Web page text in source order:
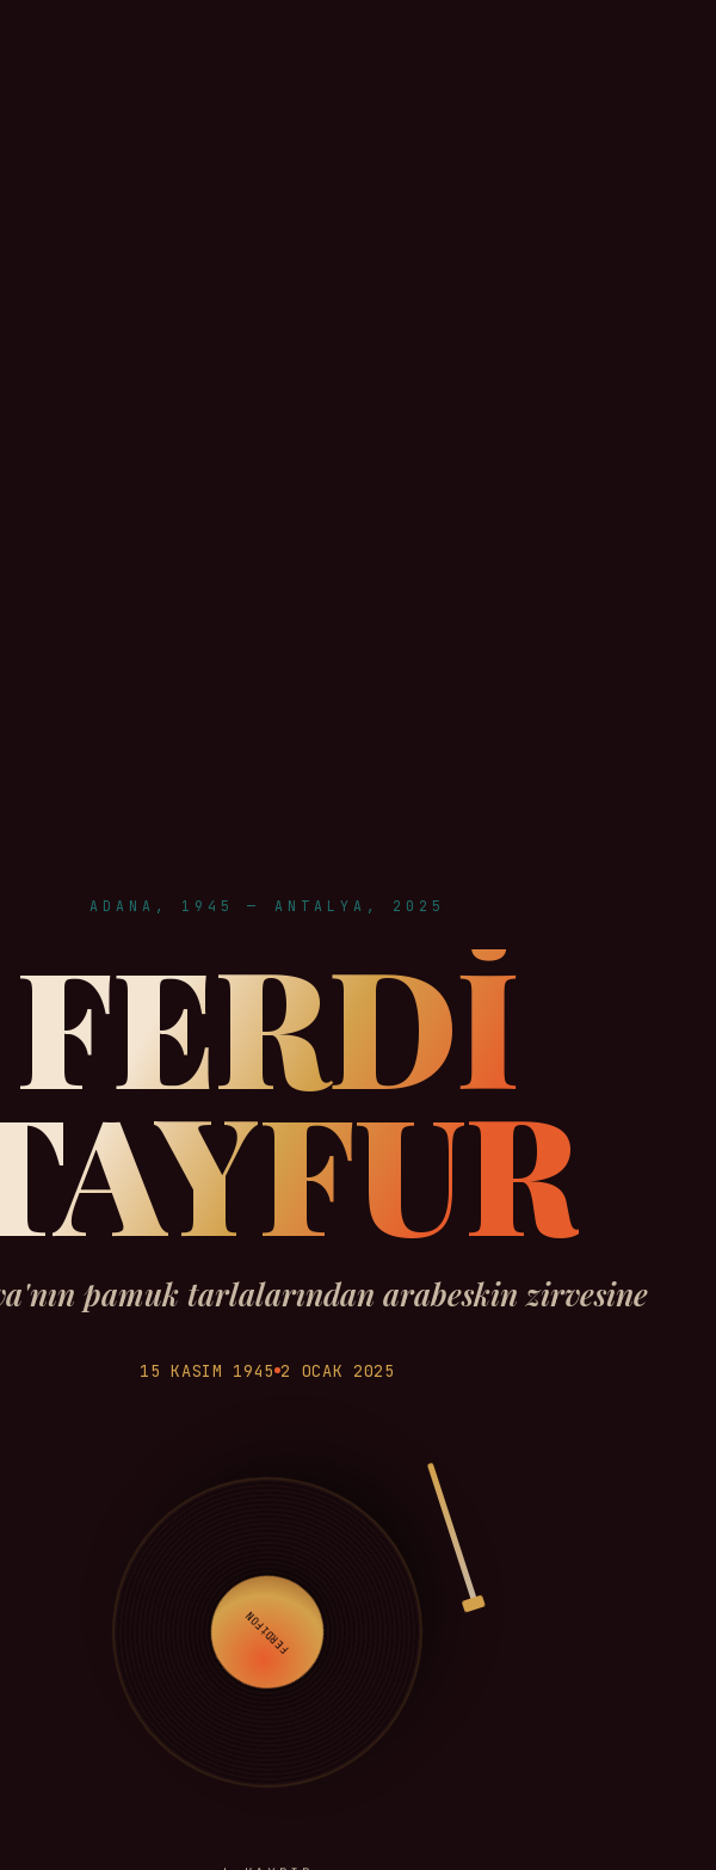
ADANA, 1945 — ANTALYA, 2025
FERDİ
pamuk tarlalarından arabeskin zirvesine
15 KASIM 1945 2 OCAK 2025